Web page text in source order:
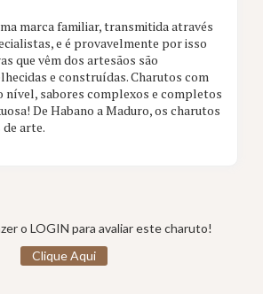
marca familiar, transmitida através
e é provavelmente por isso
que vêm dos artesãos são
e construídas. Charutos com
nível, sabores complexos e completos
De Habano a Maduro, os charutos
arte.
o LOGIN para avaliar este charuto!
Clique Aqui